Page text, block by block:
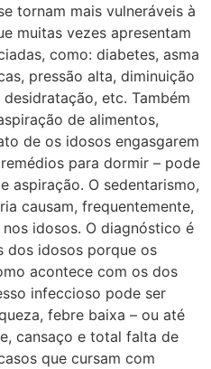
tornam mais vulneráveis à
muitas vezes apresentam
como: diabetes, asma
pressão alta, diminuição
etc. Também
de alimentos,
de os idosos engasgarem
para dormir – pode
aspiração. O sedentarismo,
causam, frequentemente,
idosos. O diagnóstico é
dos idosos porque os
acontece com os dos
infeccioso pode ser
febre baixa – ou até
cansaço e total falta de
que cursam com